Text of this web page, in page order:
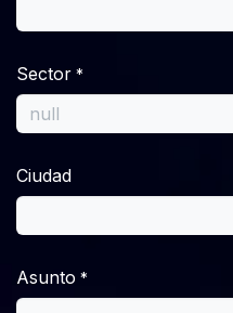
Sector *
Ciudad
Asunto *